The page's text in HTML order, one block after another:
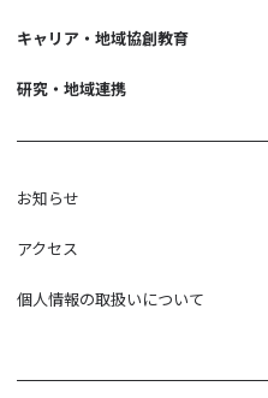
キャリア・地域協創教育
研究・地域連携
お知らせ
アクセス
個人情報の取扱いについて